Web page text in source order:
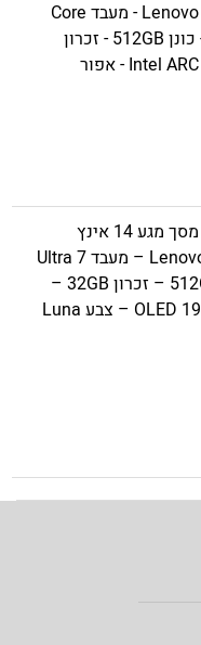
Lenovo Yoga 7 2-in-1 - מעבד Core
Ultra 5 226V - כונן 512GB - זכרון
מחשב נייד עם מסך מגע 14 אינץ
Lenovo Yoga Slim 7 – מעבד Ultra 7
355 – כונן 512GB – זכרון 32GB –
מסך OLED 1920x1200 – צבע Luna